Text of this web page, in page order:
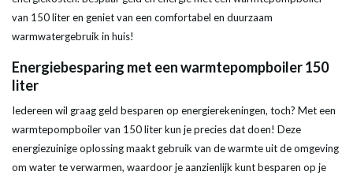
van 150literen geniet van een comfortabel en duurzaam
warmwatergebruik in huis!
Energiebesparing met eenwarmtepompboiler150
liter
Iedereen wil graag geld besparen op energierekeningen, toch? Met een
warmtepompboilervan 150literkun je precies dat doen! Deze
energiezuinige oplossing maakt gebruik van dewarmteuit de omgeving
om waterte verwarmen, waardoor je aanzienlijk kunt besparen op je